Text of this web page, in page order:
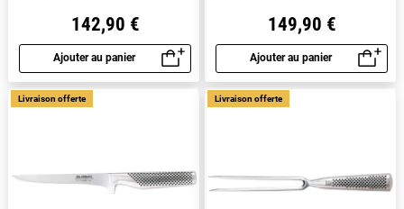
142,90 €
Ajouter au panier
Aperçu rapide
149,90 €
Ajouter au panier
Aperçu rapide
Livraison offerte Livraison offerte